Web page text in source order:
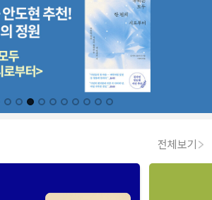
전체보기